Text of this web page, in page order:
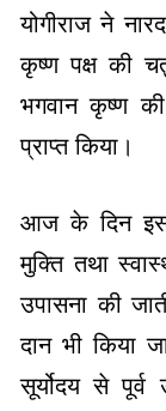
योगीराज ने
कृष्ण पक्ष की
भगवान कृष्ण
प्राप्त किया।
आज के दिन इस
मुक्ति तथा
उपासना की
दान भी किया
सूर्योदय से